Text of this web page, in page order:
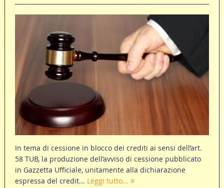
In tema di cessione in blocco dei crediti ai sensi dell’art.
58 TUB, la produzione dell’avviso di cessione pubblicato
in Gazzetta Ufficiale, unitamente alla dichiarazione
espressa del credit... Leggi tutto...